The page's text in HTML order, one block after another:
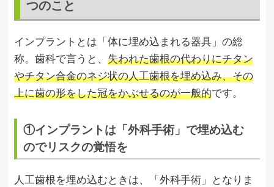
つのこと
インプラントとは「体に埋め込まれる器具」の総
称。歯科で言うと、失われた歯根の代わりにチタン
やチタン合金のネジ状の人工歯根を埋め込み、その
上に歯の形をした冠をかぶせるのが一般的です。
①インプラントは「外科手術」で埋め込む
のでリスクの覚悟を
人工歯根を埋め込むときは、「外科手術」となりま